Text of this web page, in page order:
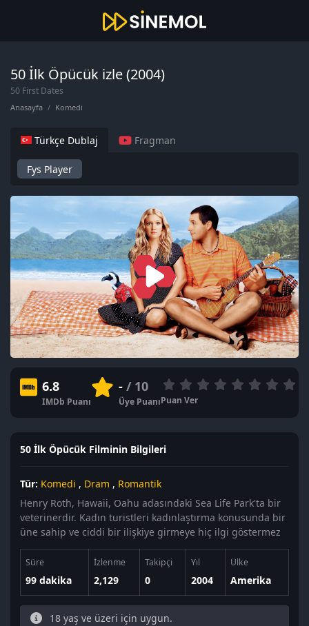
50 İlk Öpücük izle (2004)
50 First Dates
Anasayfa Komedi
Türkçe Dublaj Fragman
Fys Player
6.8
IMDb Puanı
-/ 10
Üye PuanıPuan Ver
50 İlk Öpücük Filminin Bilgileri
Tür: Komedi , Dram , Romantik
Henry Roth, Hawaii, Oahu adasındaki Sea Life Park'ta bir
veterinerdir. Kadın turistleri kadınlaştırma konusunda bir
üne sahip ve ciddi bir ilişkiye girmeye hiç ilgi göstermez
Süre
99 dakika
İzlenme
2,129
Takipçi
0
Yıl
2004
Ülke
Amerika
18 yaş ve üzeri için uygun.